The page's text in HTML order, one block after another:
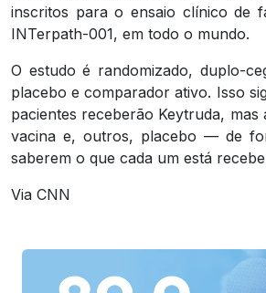
inscritos para o ensaio clínico de
INTerpath-001, em todo o mundo.
O estudo é randomizado, duplo-
placebo e comparador ativo. Isso
pacientes receberão Keytruda, mas
vacina e, outros, placebo — de
saberem o que cada um está
Via CNN